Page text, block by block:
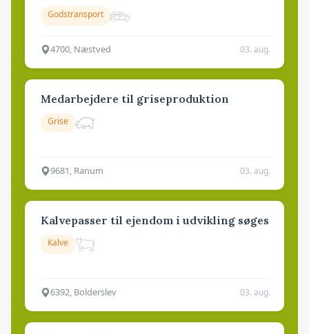
Godstransport
4700, Næstved 03. aug.
Medarbejdere til griseproduktion
Grise
9681, Ranum 03. aug.
Kalvepasser til ejendom i udvikling søges
Kalve
6392, Bolderslev 03. aug.